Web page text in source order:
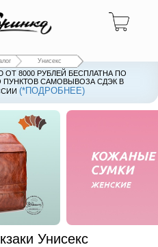
Унисекс
8000 РУБЛЕЙ БЕСПЛАТНА ПО
ПУНКТОВ САМОВЫВОЗА СДЭК В
(*ПОДРОБНЕЕ)
8000 РУБЛЕЙ БЕСПЛАТНА ПО
ПУНКТОВ САМОВЫВОЗА СДЭК В
(*ПОДРОБНЕЕ)
Женские кожаные
Унисекс